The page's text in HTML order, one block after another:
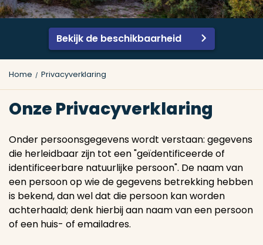
Bekijk de beschikbaarheid
Home Privacyverklaring
Onze Privacyverklaring
Onder persoonsgegevens wordt verstaan: gegevens
die herleidbaar zijn tot een "geïdentificeerde of
identificeerbare natuurlijke persoon". De naam van
een persoon op wie de gegevens betrekking hebben
is bekend, dan wel dat die persoon kan worden
achterhaald; denk hierbij aan naam van een persoon
of een huis- of emailadres.